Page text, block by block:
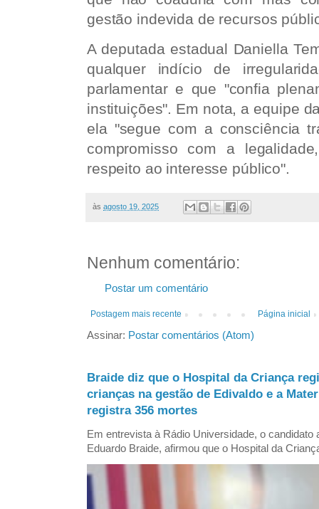
gestão indevida de recursos
A deputada estadual Daniella
qualquer indício de
parlamentar e que "confia
instituições". Em nota, a equipe
ela "segue com a consciência
compromisso com a
respeito ao interesse público".
às agosto 19, 2025
Nenhum comentário:
Postar um comentário
Postagem mais recente Página inicial
Assinar: Postar comentários (Atom)
Braide diz que o Hospital da Criança
crianças na gestão de Edivaldo e a
registra 356 mortes
Em entrevista à Rádio Universidade, o candidato
Eduardo Braide, afirmou que o Hospital da